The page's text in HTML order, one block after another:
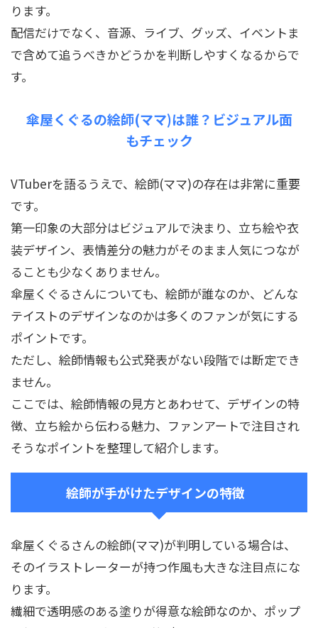
ります。
配信だけでなく、音源、ライブ、グッズ、イベントま
で含めて追うべきかどうかを判断しやすくなるからで
す。
傘屋くぐるの絵師(ママ)は誰？ビジュアル面
もチェック
VTuberを語るうえで、絵師(ママ)の存在は非常に重要
です。
第一印象の大部分はビジュアルで決まり、立ち絵や衣
装デザイン、表情差分の魅力がそのまま人気につなが
ることも少なくありません。
傘屋くぐるさんについても、絵師が誰なのか、どんな
テイストのデザインなのかは多くのファンが気にする
ポイントです。
ただし、絵師情報も公式発表がない段階では断定でき
ません。
ここでは、絵師情報の見方とあわせて、デザインの特
徴、立ち絵から伝わる魅力、ファンアートで注目され
そうなポイントを整理して紹介します。
絵師が手がけたデザインの特徴
傘屋くぐるさんの絵師(ママ)が判明している場合は、
そのイラストレーターが持つ作風も大きな注目点にな
ります。
繊細で透明感のある塗りが得意な絵師なのか、ポップ